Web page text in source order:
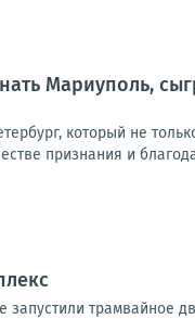
Мариуполь,
который не
признания и
трамвайное